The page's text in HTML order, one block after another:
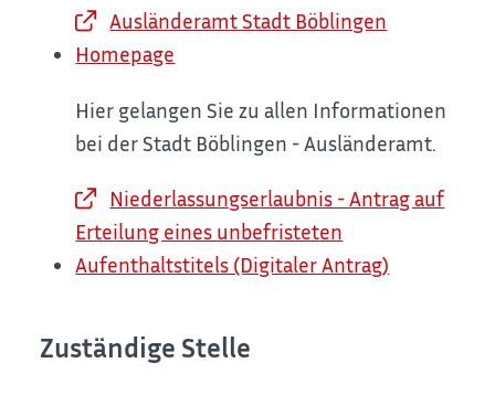
Ausländeramt Stadt Böblingen
Homepage
Hier gelangen Sie zu allen Informationen
bei der Stadt Böblingen - Ausländeramt.
Niederlassungserlaubnis - Antrag auf
Erteilung eines unbefristeten
Aufenthaltstitels (Digitaler Antrag)
Zuständige Stelle